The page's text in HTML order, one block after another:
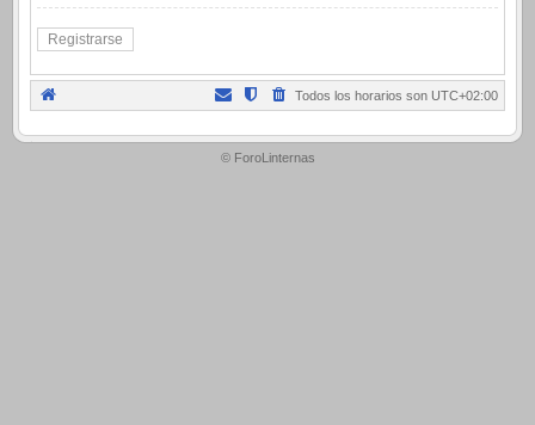
Registrarse
Todos los horarios son UTC+02:00
.
© ForoLinternas